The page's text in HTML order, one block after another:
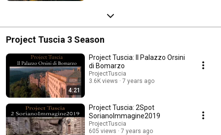
Project Tuscia 3 Season
4:21
Project Tuscia: Il Palazzo Orsini
di Bomarzo
ProjectTuscia
3.6K views
7 years ago
Project Tuscia: 2Spot
SorianoImmagine2019
ProjectTuscia
605 views
7 years ago